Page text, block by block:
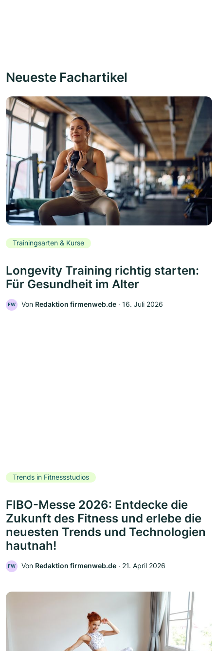
Neueste Fachartikel
Trainingsarten & Kurse
Longevity Training richtig starten:
Für Gesundheit im Alter
FW Von Redaktion firmenweb.de ‧ 16. Juli 2026
Trends in Fitnessstudios
FIBO-Messe 2026: Entdecke die
Zukunft des Fitness und erlebe die
neuesten Trends und Technologien
hautnah!
FW Von Redaktion firmenweb.de ‧ 21. April 2026